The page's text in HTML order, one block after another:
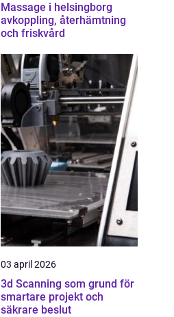
Massage i helsingborg
avkoppling, återhämtning
och friskvård
03 april 2026
3d Scanning som grund för
smartare projekt och
säkrare beslut